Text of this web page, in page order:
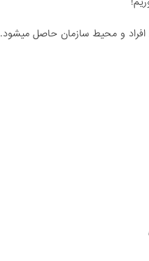
افراد و محیط سازمان حاصل میشود.